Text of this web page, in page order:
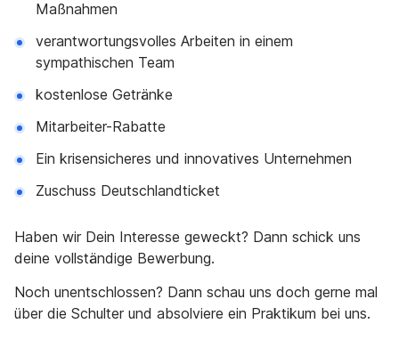
Maßnahmen
verantwortungsvolles Arbeiten in einem
sympathischen Team
kostenlose Getränke
Mitarbeiter-Rabatte
Ein krisensicheres und innovatives Unternehmen
Zuschuss Deutschlandticket
Haben wir Dein Interesse geweckt? Dann schick uns
deine vollständige Bewerbung.
Noch unentschlossen? Dann schau uns doch gerne mal
über die Schulter und absolviere ein Praktikum bei uns.